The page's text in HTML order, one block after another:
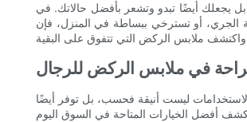
بل يجعلك أيضًا تبدو وتشعر بأفضل حالاتك. في
الجري، أو تسترخي ببساطة في المنزل، فإن
في ملابس الركض للرجال
الاستخدامات ليست أنيقة فحسب، بل توفر أيضًا